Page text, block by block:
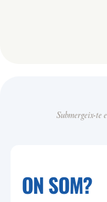
Submergeix-te
ON SOM?